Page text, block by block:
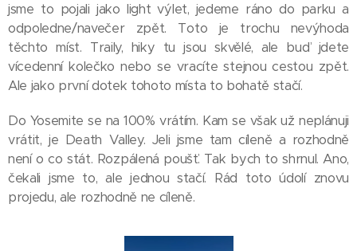
jsme to pojali jako light výlet, jedeme ráno do parku a
odpoledne/navečer zpět. Toto je trochu nevýhoda
těchto míst. Traily, hiky tu jsou skvělé, ale buď jdete
vícedenní kolečko nebo se vracíte stejnou cestou zpět.
Ale jako první dotek tohoto místa to bohatě stačí.
Do Yosemite se na 100% vrátím. Kam se však už neplánuji
vrátit, je Death Valley. Jeli jsme tam cíleně a rozhodně
není o co stát. Rozpálená poušť. Tak bych to shrnul. Ano,
čekali jsme to, ale jednou stačí. Rád toto údolí znovu
projedu, ale rozhodně ne cíleně.